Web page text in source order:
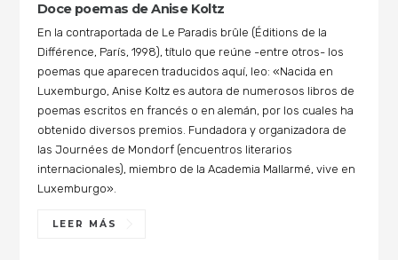
Doce poemas de Anise Koltz
En la contraportada de Le Paradis brûle (Éditions de la
Différence, París, 1998), título que reúne -entre otros- los
poemas que aparecen traducidos aquí, leo: «Nacida en
Luxemburgo, Anise Koltz es autora de numerosos libros de
poemas escritos en francés o en alemán, por los cuales ha
obtenido diversos premios. Fundadora y organizadora de
las Journées de Mondorf (encuentros literarios
internacionales), miembro de la Academia Mallarmé, vive en
Luxemburgo».
LEER MÁS